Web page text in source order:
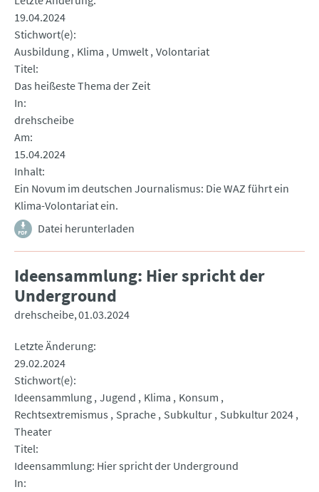
19.04.2024
Stichwort(e)
Ausbildung Klima Umwelt Volontariat
Titel
Das heißeste Thema der Zeit
In
drehscheibe
Am
15.04.2024
Inhalt
Ein Novum im deutschen Journalismus: Die WAZ führt ein
Klima-Volontariat ein.
Datei herunterladen
Ideensammlung: Hier spricht der
Underground
drehscheibe 01.03.2024
Letzte Änderung
29.02.2024
Stichwort(e)
Ideensammlung Jugend Klima
Konsum
Rechtsextremismus
Sprache Subkultur Subkultur 2024
Theater
Titel
Ideensammlung: Hier spricht der Underground
In